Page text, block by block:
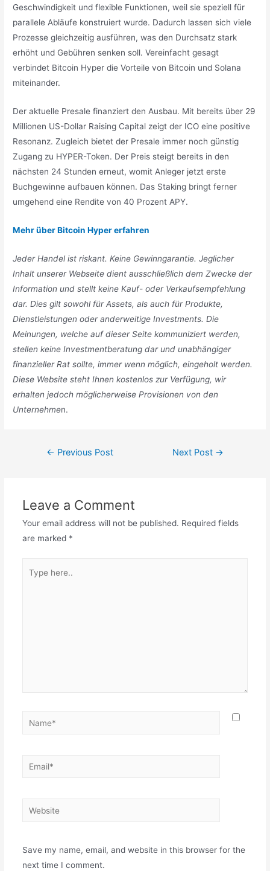
Geschwindigkeit und flexible Funktionen, weil sie speziell für
parallele Abläufe konstruiert wurde. Dadurch lassen sich viele
Prozesse gleichzeitig ausführen, was den Durchsatz stark
erhöht und Gebühren senken soll. Vereinfacht gesagt
verbindet Bitcoin Hyper die Vorteile von Bitcoin und Solana
miteinander.
Der aktuelle Presale finanziert den Ausbau. Mit bereits über 29
Millionen US-Dollar Raising Capital zeigt der ICO eine positive
Resonanz. Zugleich bietet der Presale immer noch günstig
Zugang zu HYPER-Token. Der Preis steigt bereits in den
nächsten 24 Stunden erneut, womit Anleger jetzt erste
Buchgewinne aufbauen können. Das Staking bringt ferner
umgehend eine Rendite von 40 Prozent APY.
Mehr über Bitcoin Hyper erfahren
Jeder Handel ist riskant. Keine Gewinngarantie. Jeglicher
Inhalt unserer Webseite dient ausschließlich dem Zwecke der
Information und stellt keine Kauf- oder Verkaufsempfehlung
dar. Dies gilt sowohl für Assets, als auch für Produkte,
Dienstleistungen oder anderweitige Investments. Die
Meinungen, welche auf dieser Seite kommuniziert werden,
stellen keine Investmentberatung dar und unabhängiger
finanzieller Rat sollte, immer wenn möglich, eingeholt werden.
Diese Website steht Ihnen kostenlos zur Verfügung, wir
erhalten jedoch möglicherweise Provisionen von den
Unternehmen.
Post← Previous Post Next Post →
Leave a Comment
Your email address will not be published. Required fields
are marked *
here..
Name*
Email*
Website
Save my name, email, and website in this browser for the
next time I comment.